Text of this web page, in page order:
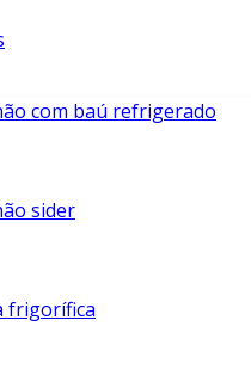
com baú refrigerado
sider
frigorífica